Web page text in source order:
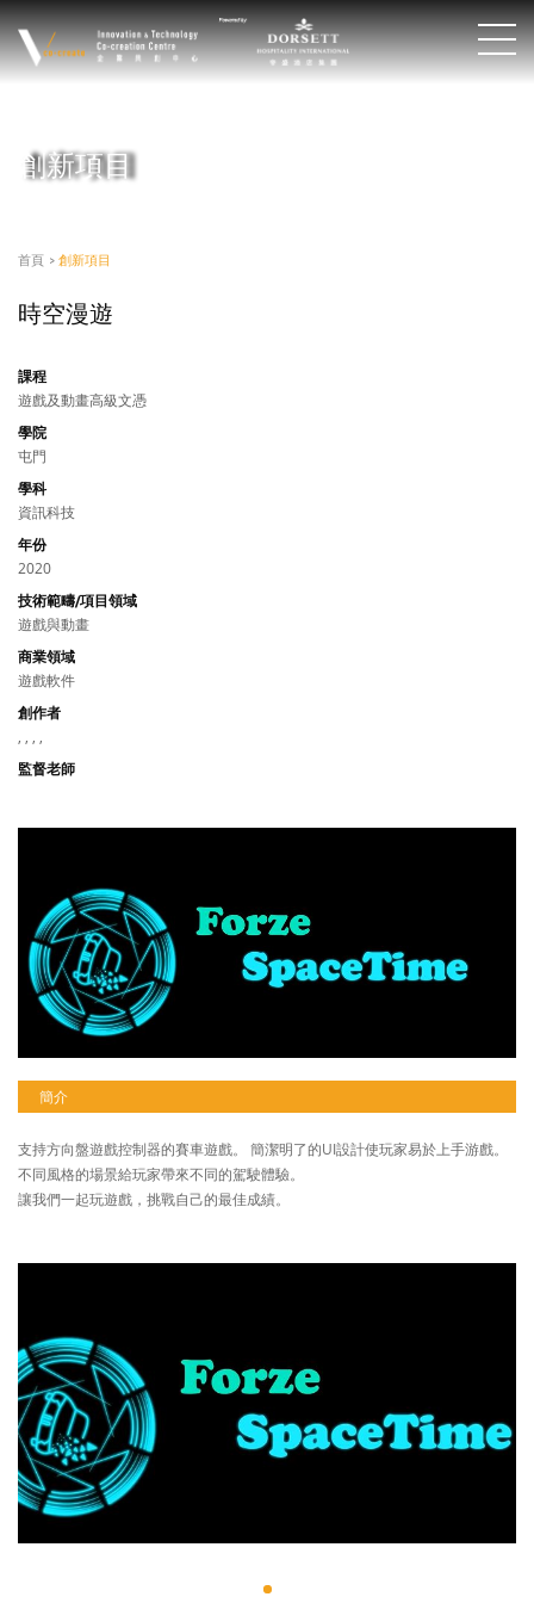
創新項目
首頁 > 創新項目
時空漫遊
課程
遊戲及動畫高級文憑
學院
屯門
學科
資訊科技
年份
2020
技術範疇/項目領域
遊戲與動畫
商業領域
遊戲軟件
創作者
, , , ,
監督老師
簡介
支持方向盤遊戲控制器的賽車遊戲。 簡潔明了的UI設計使玩家易於上手游戲。
不同風格的場景給玩家帶來不同的駕駛體驗。
讓我們一起玩遊戲，挑戰自己的最佳成績。